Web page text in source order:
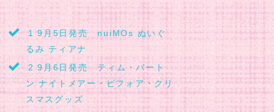
1
9月5日発売 nuiMOs ぬいぐ
るみ ティアナ
2 9月6日発売 ティム・バート
ン ナイトメアー・ビフォア・クリ
スマスグッズ